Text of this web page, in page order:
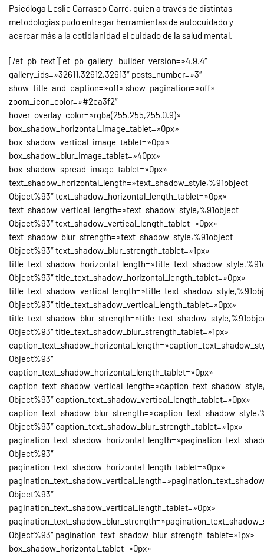
Psicóloga Leslie Carrasco Carré, quien a través de distintas
metodologías pudo entregar herramientas de autocuidado y
acercar más a la cotidianidad el cuidado de la salud mental.
[/et_pb_text][et_pb_gallery _builder_version=»4.9.4″
gallery_ids=»32611,32612,32613″ posts_number=»3″
show_title_and_caption=»off» show_pagination=»off»
zoom_icon_color=»#2ea3f2″
hover_overlay_color=»rgba(255,255,255,0.9)»
box_shadow_horizontal_image_tablet=»0px»
box_shadow_vertical_image_tablet=»0px»
box_shadow_blur_image_tablet=»40px»
box_shadow_spread_image_tablet=»0px»
text_shadow_horizontal_length=»text_shadow_style,%91object
Object%93″ text_shadow_horizontal_length_tablet=»0px»
text_shadow_vertical_length=»text_shadow_style,%91object
Object%93″ text_shadow_vertical_length_tablet=»0px»
text_shadow_blur_strength=»text_shadow_style,%91object
Object%93″ text_shadow_blur_strength_tablet=»1px»
Object%93″ title_text_shadow_horizontal_length_tablet=»0px»
Object%93″ title_text_shadow_vertical_length_tablet=»0px»
Object%93″ title_text_shadow_blur_strength_tablet=»1px»
Object%93″
caption_text_shadow_horizontal_length_tablet=»0px»
Object%93″ caption_text_shadow_vertical_length_tablet=»0px»
Object%93″ caption_text_shadow_blur_strength_tablet=»1px»
Object%93″
pagination_text_shadow_horizontal_length_tablet=»0px»
Object%93″
pagination_text_shadow_vertical_length_tablet=»0px»
Object%93″ pagination_text_shadow_blur_strength_tablet=»1px»
box_shadow_horizontal_tablet=»0px»